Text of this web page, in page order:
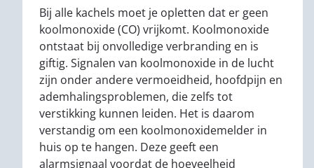
Bij alle kachels moet je opletten dat er geen
koolmonoxide (CO) vrijkomt. Koolmonoxide
ontstaat bij onvolledige verbranding en is
giftig. Signalen van koolmonoxide in de lucht
zijn onder andere vermoeidheid, hoofdpijn en
ademhalingsproblemen, die zelfs tot
verstikking kunnen leiden. Het is daarom
verstandig om een koolmonoxidemelder in
huis op te hangen. Deze geeft een
alarmsignaal voordat de hoeveelheid